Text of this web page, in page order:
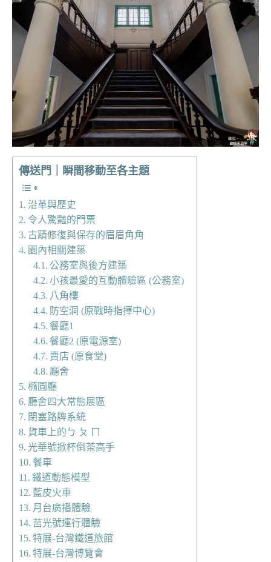
傳送門｜瞬間移動至各主題
沿革與歷史
令人驚豔的門票
古蹟修復與保存的眉眉角角
園內相關建築
公務室與後方建築
小孩最愛的互動體驗區 (公務室)
八角樓
防空洞 (原戰時指揮中心)
餐廳1
餐廳2 (原電源室)
賣店 (原食堂)
廳舍
橢圓廳
廳舍四大常態展區
閉塞路牌系統
貨車上的ㄅ ㄆ ㄇ
光華號掀杯倒茶高手
餐車
鐵道動態模型
藍皮火車
月台廣播體驗
莒光號運行體驗
特展-台灣鐵道旅館
特展-台灣博覽會